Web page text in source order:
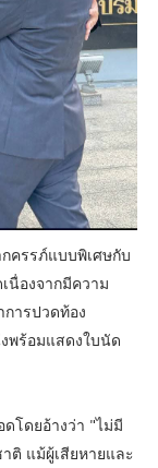
ครรภ์แบบพิเศษกับ
นื่องจากมีความ
การปวดท้อง
พร้อมแสดงใบนัด
โดยอ้างว่า "ไม่มี
ติ แม้ผู้เสียหายและ